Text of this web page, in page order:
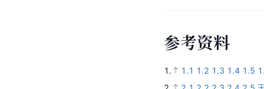
参考资料
1. 1.1 1.2 1.3 1.4 1.5